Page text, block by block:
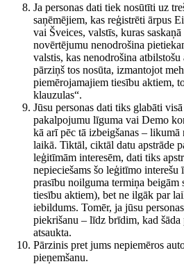
Ja personas dati tiek nosūtīti uz
saņēmējiem, kas reģistrēti ārpus
vai Šveices, valstīs, kuras
novērtējumu nenodrošina
valstis, kas nenodrošina
pārziņš tos nosūta, izmantojot
piemērojamajiem tiesību aktiem,
klauzulas“.
Jūsu personas dati tiks glabāti
pakalpojumu līguma vai Demo
kā arī pēc tā izbeigšanas –
laikā. Tiktāl, ciktāl datu apstrāde
leģitīmām interesēm, dati tiks
nepieciešams šo leģitīmo interešu
prasību noilguma termiņa beigām
tiesību aktiem), bet ne ilgāk par
iebildums. Tomēr, ja jūsu
piekrišanu – līdz brīdim, kad
atsaukta.
Pārzinis pret jums nepiemēros
pieņemšanu.